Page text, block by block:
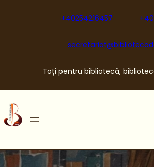
+40254216457
Toți pentru bibliotecă,